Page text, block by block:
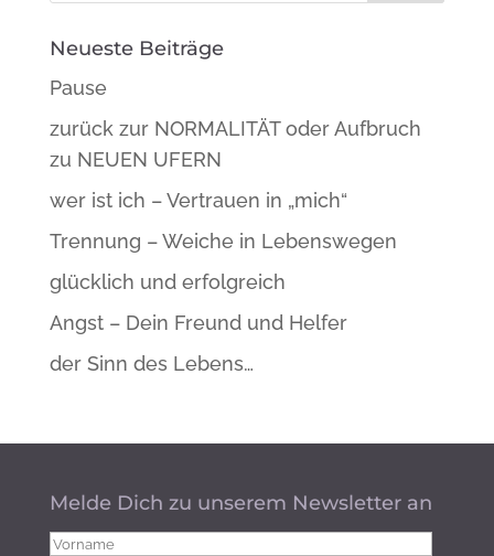
Neueste Beiträge
Pause
zurück zur NORMALITÄT oder Aufbruch
zu NEUEN UFERN
wer ist ich – Vertrauen in „mich“
Trennung – Weiche in Lebenswegen
glücklich und erfolgreich
Angst – Dein Freund und Helfer
der Sinn des Lebens…
Melde Dich zu unserem Newsletter an